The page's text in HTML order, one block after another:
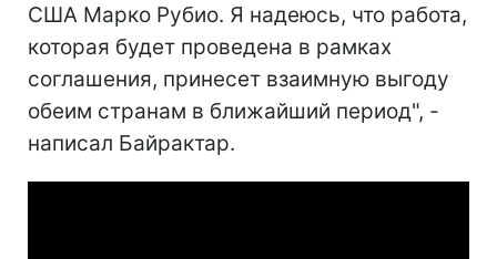
США Марко Рубио. Я надеюсь, что работа,
которая будет проведена в рамках
соглашения, принесет взаимную выгоду
обеим странам в ближайший период", -
написал Байрактар.